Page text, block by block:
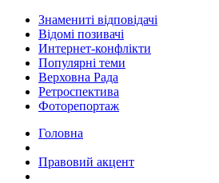
Знамениті відповідачі
Відомі позивачі
Интернет-конфлікти
Популярні теми
Верховна Рада
Ретроспектива
Фоторепортаж
Головна
Правовий акцент